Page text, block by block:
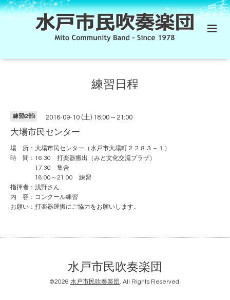
練習日程
練習(2部) 2016-09-10 (土) 18:00～21:00
大場市民センター
場 所：大場市民センター（水戸市大場町２２８３－１）
時 間：16:30 打楽器搬出（みと文化交流プラザ）
17:30 集合
18:00～21:00 練習
指揮者：浅野さん
内 容：コンクール練習
お願い：打楽器運搬にご協力をお願いします。
水戸市民吹奏楽団
©2026 水戸市民吹奏楽団 . All Rights Reserved.